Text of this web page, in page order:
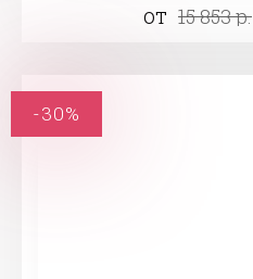
от 15 853 р.
-30%